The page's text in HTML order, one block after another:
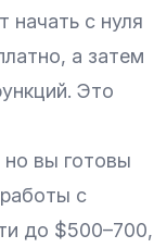
начать с нуля
а затем
Это
но вы готовы
с
до $500–700,